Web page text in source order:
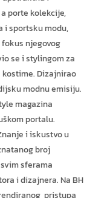
porte kolekcije,
i sportsku modu,
njegovog
se i stylingom za
Dizajnirao
modnu emisiju.
magazina
portalu.
i iskustvo u
broj
sferama
i dizajnera. Na BH